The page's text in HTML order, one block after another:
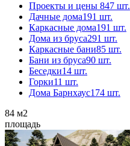
Проекты и цены 847 шт.
Дачные дома191 шт.
Каркасные дома191 шт.
Дома из бруса291 шт.
Каркасные бани85 шт.
Бани из бруса90 шт.
Беседки14 шт.
Горки11 шт.
Дома Барнхаус174 шт.
84 м2
площадь